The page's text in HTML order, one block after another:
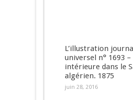
L’illustration
universel n° 1693
intérieure dans le
algérien. 1875
juin 28, 2016